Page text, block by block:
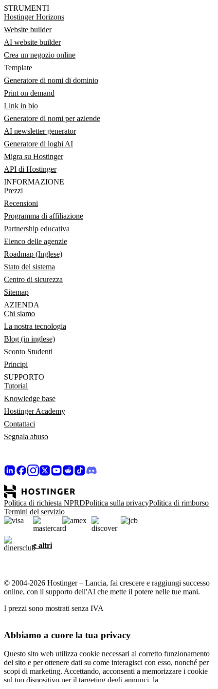
STRUMENTI
Hostinger Horizons
Website builder
AI website builder
Crea un negozio online
Template
Generatore di nomi di dominio
Print on demand
Link in bio
Generatore di nomi per aziende
AI newsletter generator
Generatore di loghi AI
Migra su Hostinger
API di Hostinger
INFORMAZIONE
Prezzi
Recensioni
Programma di affiliazione
Partnership educativa
Elenco delle agenzie
Roadmap (Inglese)
Stato del sistema
Centro di sicurezza
Sitemap
AZIENDA
Chi siamo
La nostra tecnologia
Blog (in inglese)
Sconto Studenti
Principi
SUPPORTO
Tutorial
Knowledge base
Hostinger Academy
Contattaci
Segnala abuso
Politica di richiesta NPRDPolitica sulla privacyPolitica di rimborso
Termini del servizio
e altri
© 2004-2026 Hostinger – Lancia, fai crescere e raggiungi successo
online, con il supporto dell'AI che mette il potere nelle tue mani.
I prezzi sono mostrati senza IVA
Abbiamo a cuore la tua privacy
Questo sito web utilizza cookie necessari al corretto funzionamento
del sito e per ottenere dati su come interagisci con esso, nonché per
scopi di marketing. Accettando, acconsenti a memorizzare i cookie
sul tuo dispositivo per il targeting degli annunci, la